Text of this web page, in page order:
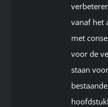
vanaf het
met
voor de
staan